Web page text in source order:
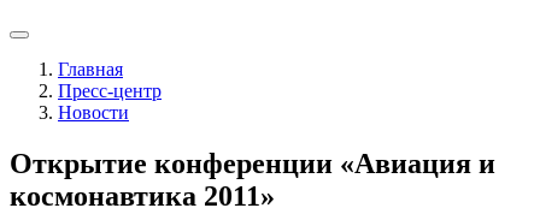
Главная
Пресс-центр
Новости
Открытие конференции «Авиация и
космонавтика 2011»